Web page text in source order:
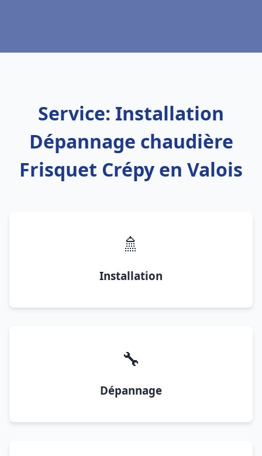
Service: Installation
Dépannage chaudière
Frisquet Crépy en Valois
🚿
Installation
🔧
Dépannage